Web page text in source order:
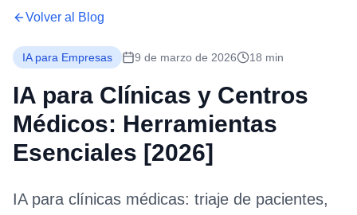
Volver al Blog
IA para Empresas 9 de marzo de 2026 18 min
IA para Clínicas y Centros
Médicos: Herramientas
Esenciales [2026]
IA para clínicas médicas: triaje de pacientes,